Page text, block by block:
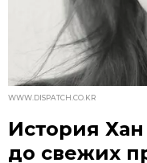
WWW.DISPATCH.CO.KR
История
до свежих